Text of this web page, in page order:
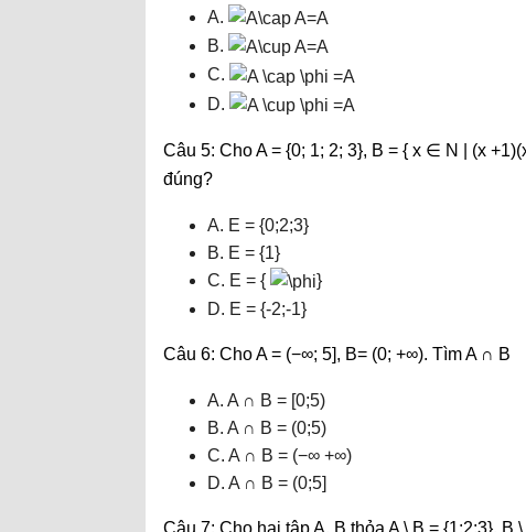
A.
B.
C.
D.
Câu 5: Cho A = {0; 1; 2; 3}, B = { x ∈ N | (x
đúng?
A. E = {0;2;3}
B. E = {1}
C. E = {
}
D. E = {-2;-1}
Câu 6: Cho A = (−∞; 5], B= (0; +∞). Tìm A ∩ B
A. A ∩ B = [0;5)
B. A ∩ B = (0;5)
C. A ∩ B = (−∞ +∞)
D. A ∩ B = (0;5]